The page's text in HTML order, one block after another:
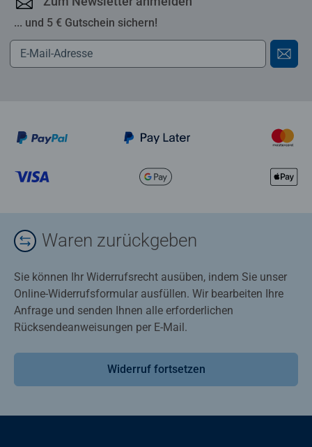
... und 5 € Gutschein sichern!
Waren zurückgeben
Sie können Ihr Widerrufsrecht ausüben, indem Sie unser
Online-Widerrufsformular ausfüllen. Wir bearbeiten Ihre
Anfrage und senden Ihnen alle erforderlichen
Rücksendeanweisungen per E-Mail.
Widerruf fortsetzen